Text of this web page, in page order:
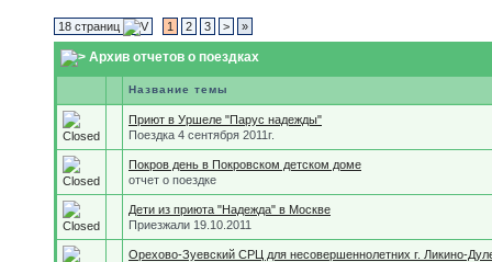
18 страниц 1 2 3 > »
Архив отчетов о поездках
Название темы
Приют в Уршеле "Парус надежды"
Поездка 4 сентября 2011г.
Покров день в Покровском детском доме
отчет о поездке
Дети из приюта "Надежда" в Москве
Приезжали 19.10.2011
Орехово-Зуевский СРЦ для несовершеннолетних г. Ликино-